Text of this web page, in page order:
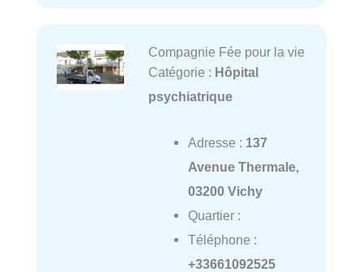
Compagnie Fée pour la vie
Catégorie : Hôpital
psychiatrique
Adresse : 137
Avenue Thermale,
03200 Vichy
Quartier :
Téléphone :
+33661092525